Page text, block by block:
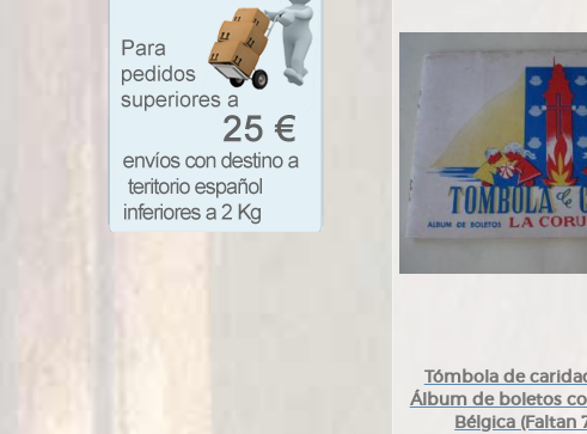
Tómbola de
Álbum de boletos
Bélgica (Faltan